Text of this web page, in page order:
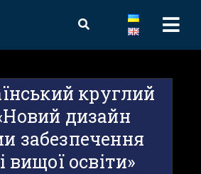
круглий
дизайн
забезпечення
вищої освіти»